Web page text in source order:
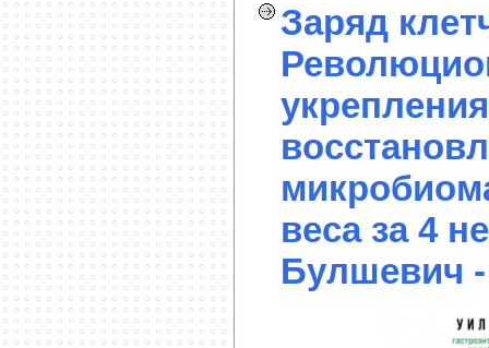
Заряд
веса за 4
Булшевич -